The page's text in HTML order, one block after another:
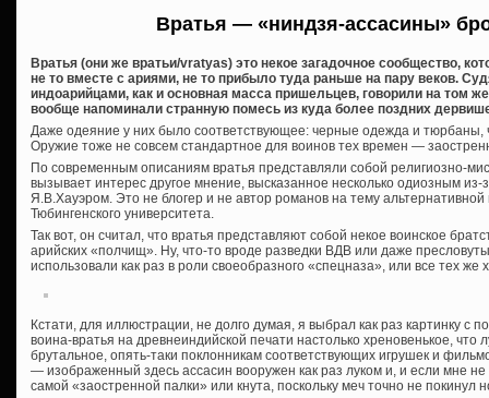
Вратья — «ниндзя-ассасины»
Вратья (они же вратьи/vratyas) это некое загадочное сообщество,
не то вместе с ариями, не то прибыло туда раньше на пару веков.
индоарийцами, как и основная масса пришельцев, говорили на том
вообще напоминали странную помесь из куда более поздних
Даже одеяние у них было соответствующее: черные одежда и
Оружие тоже не совсем стандартное для воинов тех времен —
По современным описаниям вратья представляли собой религиозно-
вызывает интерес другое мнение, высказанное несколько одиозным
Я.В.Хауэром. Это не блогер и не автор романов на тему
Тюбингенского университета.
Так вот, он считал, что вратья представляют собой некое воинское
арийских «полчищ». Ну, что-то вроде разведки ВДВ или даже
использовали как раз в роли своеобразного «спецназа», или все тех
Кстати, для иллюстрации, не долго думая, я выбрал как раз картинку с
воина-вратья на древнеиндийской печати настолько хреновенькое,
брутальное, опять-таки поклонникам соответствующих игрушек и
— изображенный здесь ассасин вооружен как раз луком и, и если мне
самой «заостренной палки» или кнута, поскольку меч точно не покинул